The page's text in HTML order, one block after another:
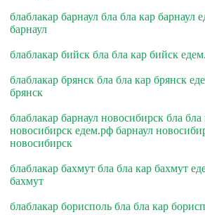
блаблакар барнаул бла бла кар барнаул
барнаул
блаблакар бийск бла бла кар бийск
блаблакар брянск бла бла кар брянск
брянск
блаблакар барнаул новосибирск бла бла
новосибирск едем.рф барнаул
новосибирск
блаблакар бахмут бла бла кар бахмут
бахмут
блаблакар борисполь бла бла кар